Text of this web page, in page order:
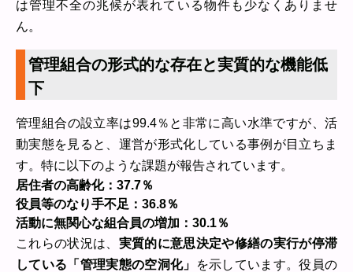
は管理不全の兆候が表れている物件も少なくありませ
ん。
管理組合の形式的な存在と実質的な機能低
下
管理組合の設立率は99.4％と非常に高い水準ですが、活
動実態を見ると、運営が形式化している事例が目立ちま
す。特に以下のような課題が報告されています。
居住者の高齢化：37.7％
役員等のなり手不足：36.8％
活動に無関心な組合員の増加：30.1％
これらの状況は、 実質的に意思決定や修繕の実行が停滞
している「管理実態の空洞化」
を示しています。役員の